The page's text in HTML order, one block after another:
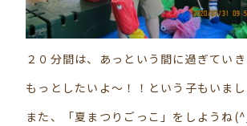
２０分間は、あっという間に過ぎてい
もっとしたいよ～！！という子もいま
また、「夏まつりごっこ」をしよう